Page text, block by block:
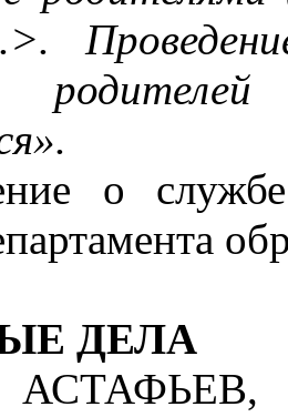
о
ДЕЛА
АСТАФЬЕВ,